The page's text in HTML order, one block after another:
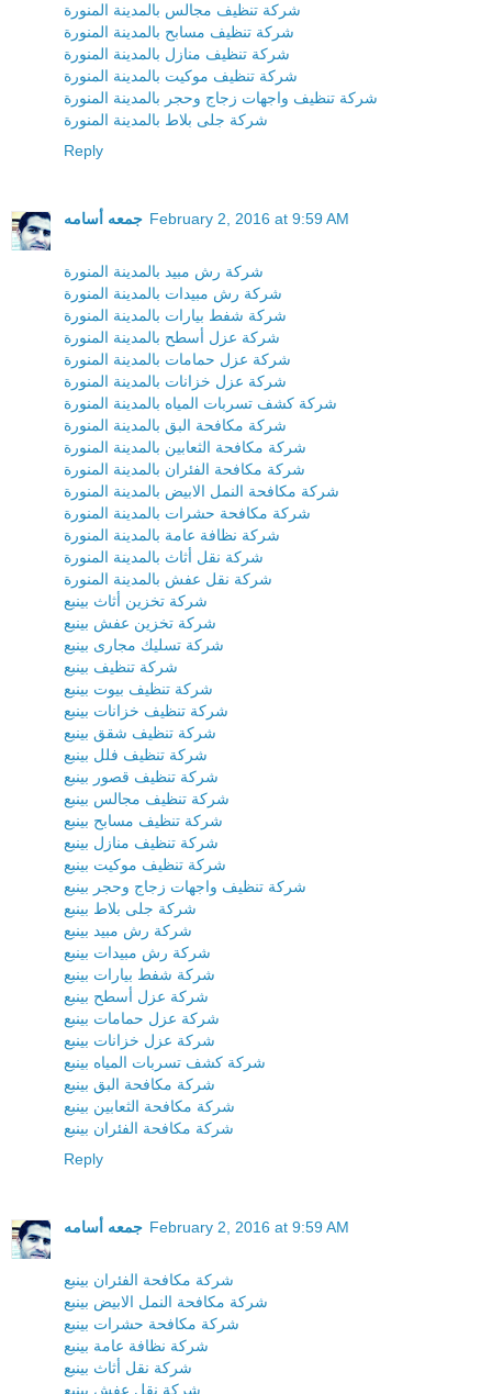
شركة تنظيف مجالس بالمدينة المنورة
شركة تنظيف مسابح بالمدينة المنورة
شركة تنظيف منازل بالمدينة المنورة
شركة تنظيف موكيت بالمدينة المنورة
شركة تنظيف واجهات زجاج وحجر بالمدينة المنورة
شركة جلى بلاط بالمدينة المنورة
Reply
جمعه أسامه February 2, 2016 at 9:59 AM
شركة رش مبيد بالمدينة المنورة
شركة رش مبيدات بالمدينة المنورة
شركة شفط بيارات بالمدينة المنورة
شركة عزل أسطح بالمدينة المنورة
شركة عزل حمامات بالمدينة المنورة
شركة عزل خزانات بالمدينة المنورة
شركة كشف تسربات المياه بالمدينة المنورة
شركة مكافحة البق بالمدينة المنورة
شركة مكافحة الثعابين بالمدينة المنورة
شركة مكافحة الفئران بالمدينة المنورة
شركة مكافحة النمل الابيض بالمدينة المنورة
شركة مكافحة حشرات بالمدينة المنورة
شركة نظافة عامة بالمدينة المنورة
شركة نقل أثاث بالمدينة المنورة
شركة نقل عفش بالمدينة المنورة
شركة تخزين أثاث بينبع
شركة تخزين عفش بينبع
شركة تسليك مجارى بينبع
شركة تنظيف بينبع
شركة تنظيف بيوت بينبع
شركة تنظيف خزانات بينبع
شركة تنظيف شقق بينبع
شركة تنظيف فلل بينبع
شركة تنظيف قصور بينبع
شركة تنظيف مجالس بينبع
شركة تنظيف مسابح بينبع
شركة تنظيف منازل بينبع
شركة تنظيف موكيت بينبع
شركة تنظيف واجهات زجاج وحجر بينبع
شركة جلى بلاط بينبع
شركة رش مبيد بينبع
شركة رش مبيدات بينبع
شركة شفط بيارات بينبع
شركة عزل أسطح بينبع
شركة عزل حمامات بينبع
شركة عزل خزانات بينبع
شركة كشف تسربات المياه بينبع
شركة مكافحة البق بينبع
شركة مكافحة الثعابين بينبع
شركة مكافحة الفئران بينبع
Reply
جمعه أسامه February 2, 2016 at 9:59 AM
شركة مكافحة الفئران بينبع
شركة مكافحة النمل الابيض بينبع
شركة مكافحة حشرات بينبع
شركة نظافة عامة بينبع
شركة نقل أثاث بينبع
شركة نقل عفش بينبع